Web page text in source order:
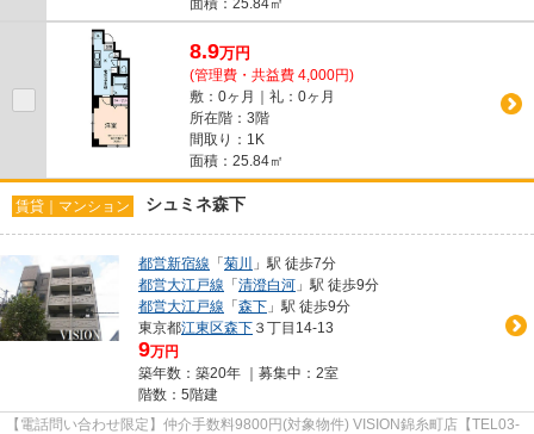
面積：25.84㎡
8.9万円
(管理費・共益費 4,000円)
敷：0ヶ月｜礼：0ヶ月
所在階：3階
間取り：1K
面積：25.84㎡
賃貸｜マンション シュミネ森下
都営新宿線 「菊川
」駅 徒歩7分
都営大江戸線 「清澄白河 」駅 徒歩9分
都営大江戸線 「森下 」駅 徒歩9分
東京都江東区森下 ３丁目14-13
9万円
築年数：築20年 ｜募集中： 2室
階数：5階建
【電話問い合わせ限定】仲介手数料9800円(対象物件) VISION錦糸町店【TEL03-